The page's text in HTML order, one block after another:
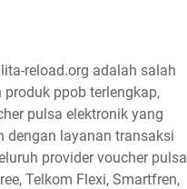
reload.org adalah salah
ppob terlengkap,
pulsa elektronik yang
dengan layanan transaksi
provider voucher pulsa
Telkom Flexi, Smartfren,